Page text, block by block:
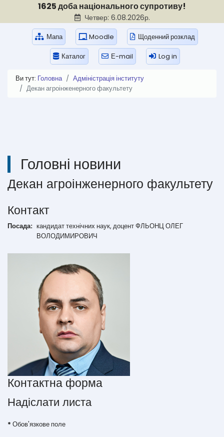
1625 доба національного супротиву!
Четвер: 6.08.2026р.
Мапа Moodle Щоденний розклад
Каталог Е-mail Log in
Ви тут: Головна
Адміністрація інституту
Декан агроінженерного факультету
Головні новини
Декан агроінженерного факультету
Контакт
Посада: кандидат технічних наук, доцент ФЛЬОНЦ ОЛЕГ
ВОЛОДИМИРОВИЧ
Контактна форма
Надіслати листа
* Обов'язкове поле